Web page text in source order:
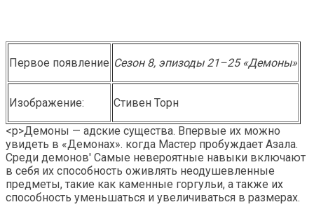
Первое появление Сезон 8, эпизоды 21–25 «Демоны»
Изображение: Стивен Торн
<р>Демоны — адские существа. Впервые их можно
увидеть в «Демонах». когда Мастер пробуждает Азала.
Среди демонов' Самые невероятные навыки включают
в себя их способность оживлять неодушевленные
предметы, такие как каменные горгульи, а также их
способность уменьшаться и увеличиваться в размерах.